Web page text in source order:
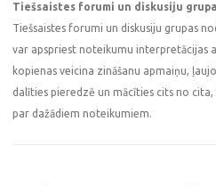
Tiešsaistes forumi un diskusiju
Tiešsaistes forumi un diskusiju grupas
var apspriest noteikumu interpretācijas
kopienas veicina zināšanu apmaiņu,
dalīties pieredzē un mācīties cits no
par dažādiem noteikumiem.